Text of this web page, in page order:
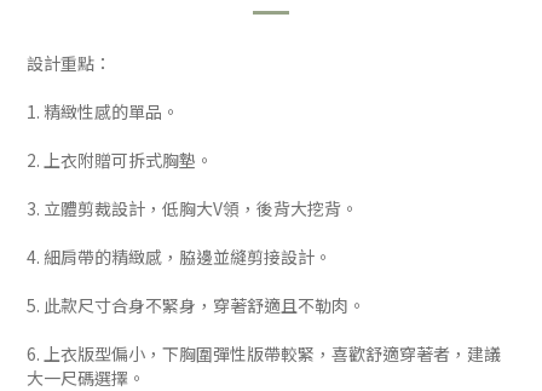
設計重點：
1. 精緻性感的單品。
2. 上衣附贈可拆式胸墊。
3. 立體剪裁設計，低胸大V領，後背大挖背。
4. 細肩帶的精緻感，脇邊並縫剪接設計。
5. 此款尺寸合身不緊身，穿著舒適且不勒肉。
6. 上衣版型偏小，下胸圍彈性版帶較緊，喜歡舒適穿著者，建議
大一尺碼選擇。